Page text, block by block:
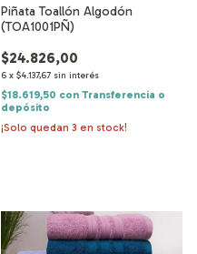
Piñata Toallón Algodón
(TOA1001PÑ)
$24.826,00
6 x $4.137,67 sin interés
$18.619,50 con Transferencia o
depósito
¡Solo quedan 3 en stock!